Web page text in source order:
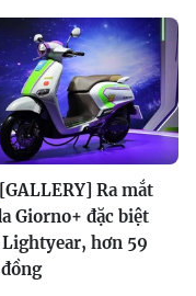
[GALLERY] Ra mắt
Giorno+ đặc biệt
hơn 59